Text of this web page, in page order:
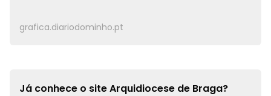
grafica.diariodominho.pt
Já conhece o siteArquidiocese de Braga?